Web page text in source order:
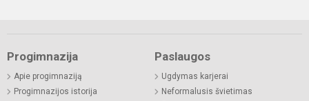
Progimnazija
Apie progimnaziją
Progimnazijos istorija
Paslaugos
Ugdymas karjerai
Neformalusis švietimas